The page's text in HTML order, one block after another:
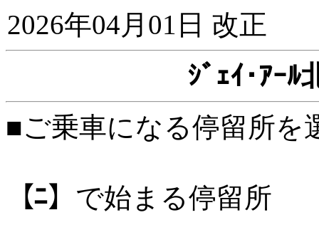
2026年04月01日 改正
ｼﾞｪｲ･ｱｰﾙ
■ご乗車になる停留所を
【ﾆ】 で始まる停留所